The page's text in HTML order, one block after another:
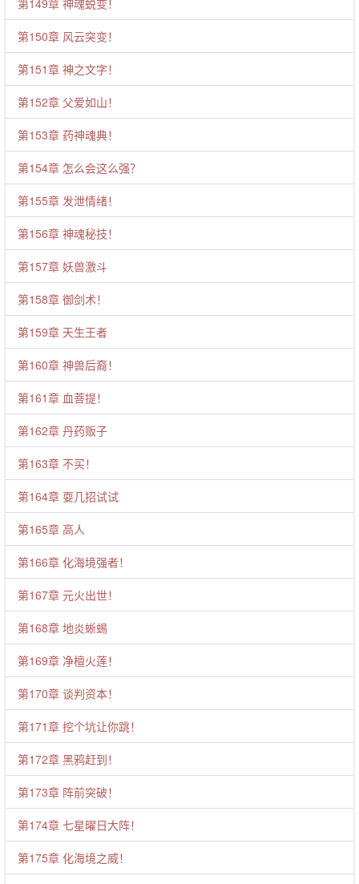
第149章 神魂蜕变！
第150章 风云突变！
第151章 神之文字！
第152章 父爱如山！
第153章 药神魂典！
第154章 怎么会这么强？
第155章 发泄情绪！
第156章 神魂秘技！
第157章 妖兽激斗
第158章 御剑术！
第159章 天生王者
第160章 神兽后裔！
第161章 血菩提！
第162章 丹药贩子
第163章 不买！
第164章 耍几招试试
第165章 高人
第166章 化海境强者！
第167章 元火出世！
第168章 地炎蜥蜴
第169章 净檀火莲！
第170章 谈判资本！
第171章 挖个坑让你跳！
第172章 黑鸦赶到！
第173章 阵前突破！
第174章 七星曜日大阵！
第175章 化海境之威！